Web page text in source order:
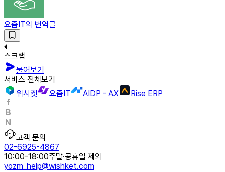
요즘IT의 번역글
스크랩
물어보기
서비스 전체보기
위시켓
요즘IT AIDP - AX Rise ERP
고객 문의
02-6925-4867
10:00-18:00주말·공휴일 제외
yozm_help@wishket.com